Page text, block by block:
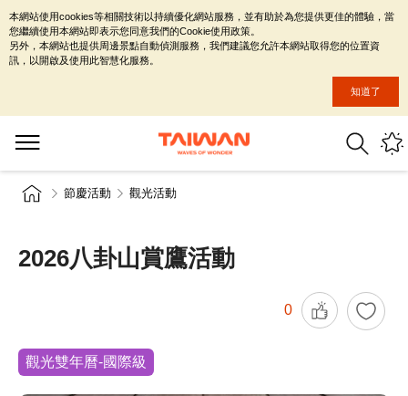
節慶活動 觀光活動
2026八卦山賞鷹活動
0
觀光雙年曆-國際級
本網站使用cookies等相關技術以持續優化網站服務，並有助於為您提供更佳的體驗，當
您繼續使用本網站即表示您同意我們的Cookie使用政策。
另外，本網站也提供周邊景點自動偵測服務，我們建議您允許本網站取得您的位置資
訊，以開啟及使用此智慧化服務。
知道了